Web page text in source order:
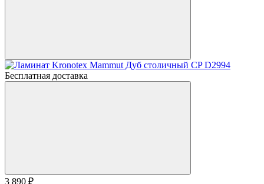
Бесплатная доставка
3 890 ₽